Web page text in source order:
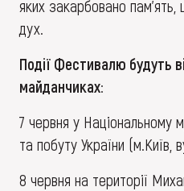
яких закарбовано пам’ять,
дух.
Події Фестивалю будуть
майданчиках:
7 червня у Національному
та побуту України (м.Київ,
8 червня на території